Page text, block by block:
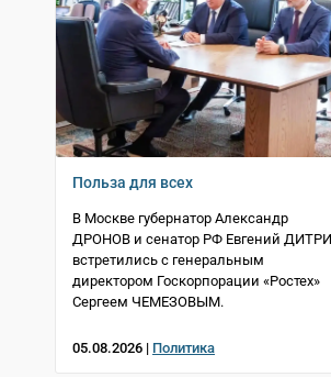
Польза для всех
В Москве губернатор Александр
ДРОНОВ и сенатор РФ Евгений
встретились с генеральным
директором Госкорпорации «Ростех»
Сергеем ЧЕМЕЗОВЫМ.
05.08.2026 | Политика